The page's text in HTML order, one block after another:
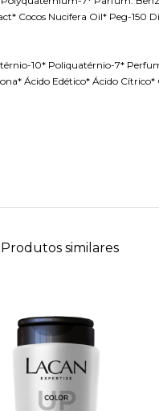
Cocos Nucifera Oil* Peg-150
10* Poliquatérnio-7*
Edético* Ácido Cítrico*
Produtos similares